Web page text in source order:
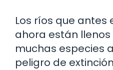
Los ríos que antes
ahora están
muchas especies
peligro de